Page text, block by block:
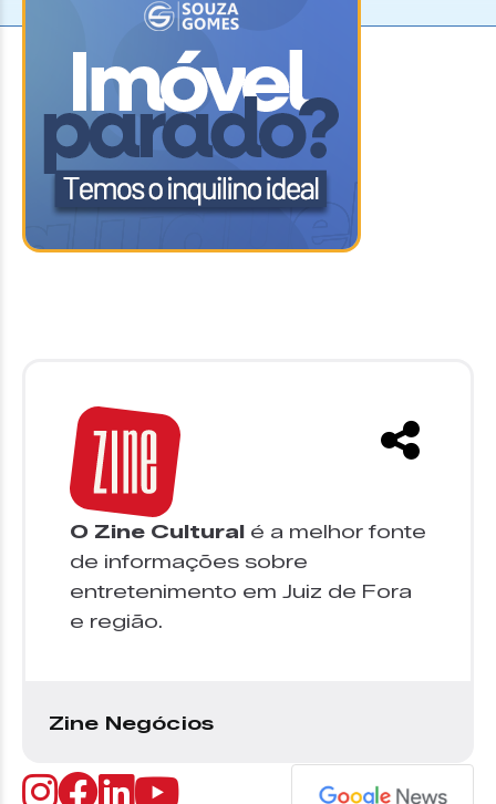
O Zine Cultural é a melhor fonte
de informações sobre
entretenimento em Juiz de Fora
e região.
Zine Negócios